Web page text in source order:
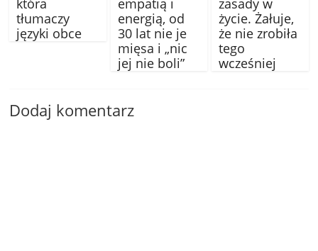
tłumaczy
języki obce
energią, od
30 lat nie je
mięsa i „nic
jej nie boli”
życie. Żałuje,
że nie zrobiła
tego
wcześniej
Dodaj komentarz